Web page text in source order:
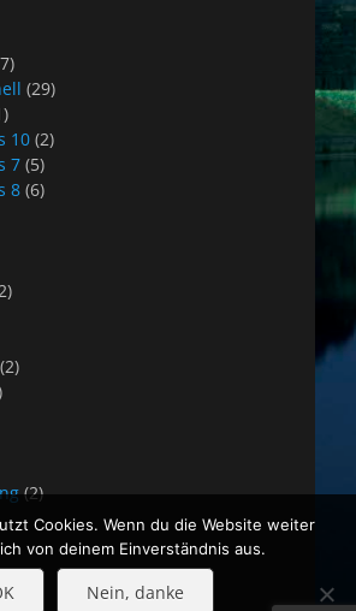
(29)
10 (2)
7 (5)
8 (6)
(2)
(2)
Cookies. Wenn du die Website weiter
von deinem Einverständnis aus.
Nein, danke